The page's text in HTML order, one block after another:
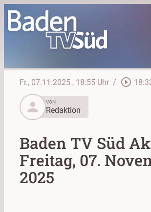
Fr., 07.11.2025 , 18:55 Uhr / play_circle_outline
person
VON
Redaktion
Baden TV Süd
Freitag, 07.
2025